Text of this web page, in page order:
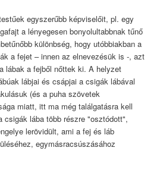
egyszerűbb képviselőit, pl. egy
a lényegesen bonyolultabbnak tűnő
különbség, hogy utóbbiakban a
a fejet – innen az elnevezésük is -, azt
lábak a fejből nőttek ki. A helyzet
lábjai és csápjai a csigák lábával
(és a puha szövetek
miatt, itt ma még találgatásra kell
csigák lába több részre "osztódott",
lerövidült, ami a fej és láb
egymásracsúszásához